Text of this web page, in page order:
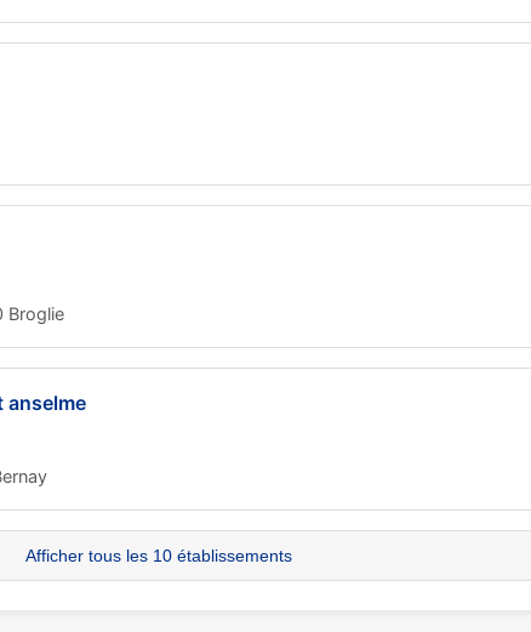
Broglie
anselme
Afficher tous les 10 établissements